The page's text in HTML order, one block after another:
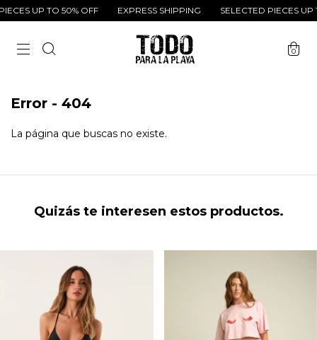
UP TO 50% OFF EXPRESS SHIPPING SELECTED PIECES UP
0
Error - 404
La página que buscas no existe.
Quizás te interesen estos productos.